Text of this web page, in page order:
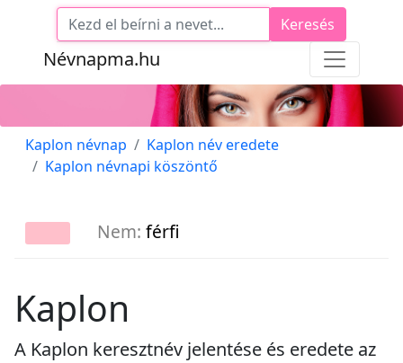
Névnapma.hu
Keresés
Kaplon névnap
Kaplon név eredete
Kaplon névnapi köszöntő
Nem: férfi
Kaplon
A Kaplon keresztnév jelentése és eredete az